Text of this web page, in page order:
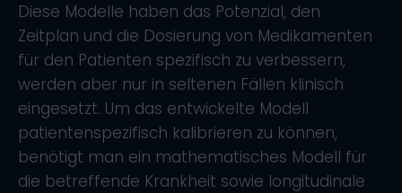
Diese Modelle haben das Potenzial, den
Zeitplan und die Dosierung von Medikamenten
für den Patienten spezifisch zu verbessern,
werden aber nur in seltenen Fällen klinisch
eingesetzt. Um das entwickelte Modell
patientenspezifisch kalibrieren zu können,
benötigt man ein mathematisches Modell für
die betreffende Krankheit sowie longitudinale